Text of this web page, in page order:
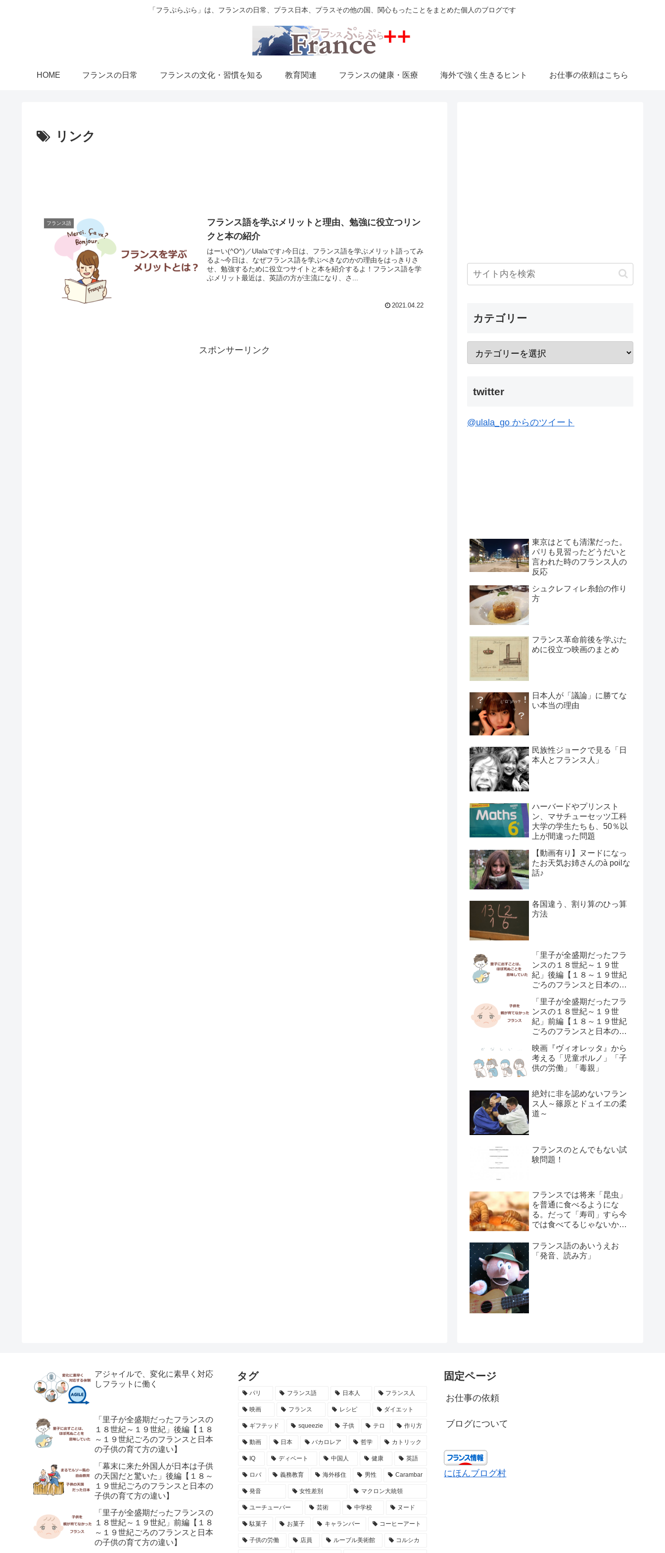
「フラぷらぷら」は、フランスの日常、プラス日本、プラスその他の国、関心もったことをまとめた個人のブログです
HOME フランスの日常 フランスの文化・習慣を知る 教育関連 フランスの健康・医療 海外で強く生きるヒント お仕事の依頼はこちら
リンク
フランス語
フランス語を学ぶメリットと理由、勉強に役立つリン
クと本の紹介
はーい(^O^)／Ulalaです♪今日は、フランス語を学ぶメリット語ってみ
るよ~今日は、なぜフランス語を学ぶべきなのかの理由をはっきりさ
せ、勉強するために役立つサイトと本を紹介するよ！フランス語を学
ぶメリット最近は、英語の方が主流になり、さ...
2021.04.22
スポンサーリンク
カテゴリー
twitter
@ulala_go からのツイート
東京はとても清潔だった。
パリも見習ったどうだいと
言われた時のフランス人の
反応
シュクレフィレ糸飴の作り
方
フランス革命前後を学ぶた
めに役立つ映画のまとめ
日本人が「議論」に勝てな
い本当の理由
民族性ジョークで見る「日
本人とフランス人」
ハーバードやプリンスト
ン、マサチューセッツ工科
大学の学生たちも、50％以
上が間違った問題
【動画有り】ヌードになっ
たお天気お姉さんのà poilな
話♪
各国違う、割り算のひっ算
方法
「里子が全盛期だったフラ
ンスの１８世紀～１９世
紀」後編【１８～１９世紀
ごろのフランスと日本の子
「里子が全盛期だったフラ
ンスの１８世紀～１９世
紀」前編【１８～１９世紀
ごろのフランスと日本の子
映画『ヴィオレッタ』から
考える「児童ポルノ」「子
供の労働」「毒親」
絶対に非を認めないフラン
ス人～篠原とドュイエの柔
道～
フランスのとんでもない試
験問題！
フランスでは将来「昆虫」
を普通に食べるようにな
る。だって「寿司」すら今
では食べてるじゃないか！
フランス語のあいうえお
「発音、読み方」
アジャイルで、変化に素早く対応
しフラットに働く
「里子が全盛期だったフランスの
１８世紀～１９世紀」後編【１８
～１９世紀ごろのフランスと日本
の子供の育て方の違い】
「幕末に来た外国人が日本は子供
の天国だと驚いた」後編【１８～
１９世紀ごろのフランスと日本の
子供の育て方の違い】
「里子が全盛期だったフランスの
１８世紀～１９世紀」前編【１８
～１９世紀ごろのフランスと日本
の子供の育て方の違い】
タグ
パリ フランス語 日本人 フランス人
映画 フランス レシピ ダイエット
ギフテッド squeezie 子供 テロ 作り方
動画 日本 バカロレア 哲学 カトリック
IQ ディベート 中国人 健康 英語
ロバ 義務教育 海外移住 男性 Carambar
発音 女性差別 マクロン大統領
ユーチューバー 芸術 中学校 ヌード
駄菓子 お菓子 キャランバー コーヒーアート
子供の労働 店員 ルーブル美術館 コルシカ
固定ページ
お仕事の依頼
ブログについて
にほんブログ村